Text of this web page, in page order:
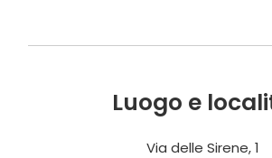
Luogo e
Via delle Sirene, 1